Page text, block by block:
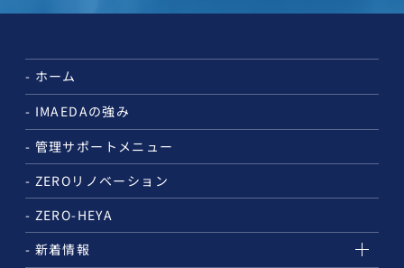
ホーム
IMAEDAの強み
管理サポートメニュー
ZEROリノベーション
ZERO-HEYA
新着情報